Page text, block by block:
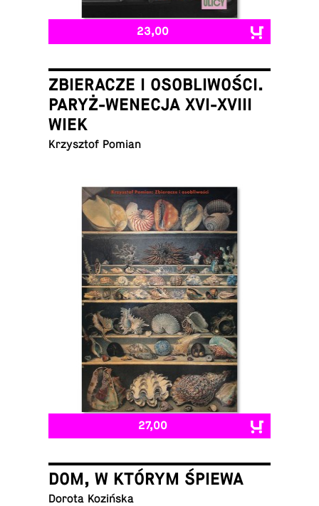
23,00
ZBIERACZE I OSOBLIWOŚCI.
PARYŻ-WENECJA XVI-XVIII
WIEK
Krzysztof Pomian
27,00
DOM, W KTÓRYM ŚPIEWA
Dorota Kozińska